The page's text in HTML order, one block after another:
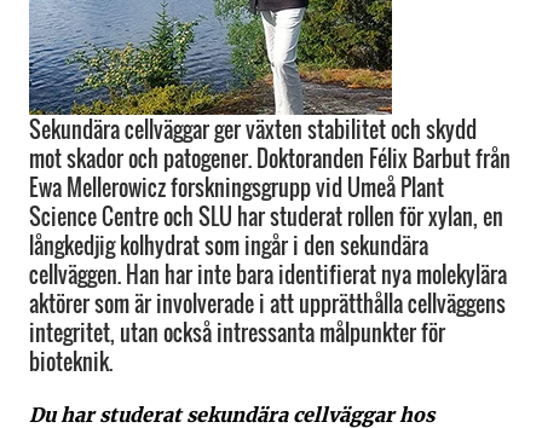
Sekundära cellväggar ger växten stabilitet och skydd
mot skador och patogener. Doktoranden Félix Barbut från
Ewa Mellerowicz forskningsgrupp vid Umeå Plant
Science Centre och SLU har studerat rollen för xylan, en
långkedjig kolhydrat som ingår i den sekundära
cellväggen. Han har inte bara identifierat nya molekylära
aktörer som är involverade i att upprätthålla cellväggens
integritet, utan också intressanta målpunkter för
bioteknik.
Du har studerat sekundära cellväggar hos